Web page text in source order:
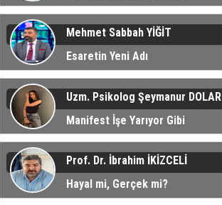
Bakacak?
Mehmet Sabbah YİĞİT
Esaretin Yeni Adı
Uzm. Psikolog Şeymanur DOLAR
Manifest İşe Yarıyor Gibi
Görünüyor... Peki Neden?
Prof. Dr. İbrahim İKİZCELİ
Hayal mi, Gerçek mi?